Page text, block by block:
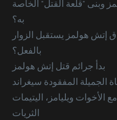
وبنى "قلعة القتل" الخاصة
به؟
إتش هولمز يستقبل الزوار
بالفعل؟
بدأ جرائم قتل إتش هولمز
الجميلة المفقودة سيغراند
الأخوات ويليامز، اليتيمات
الثريات